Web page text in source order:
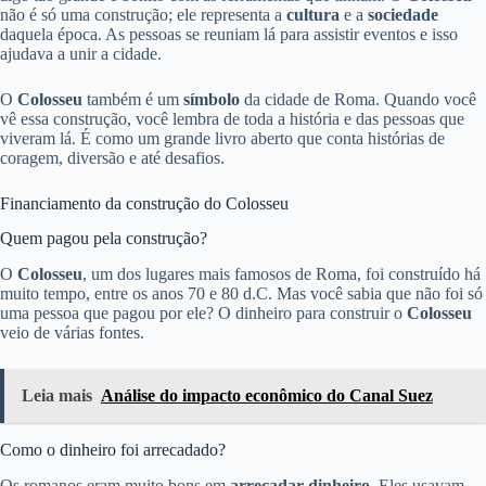
não é só uma construção; ele representa a cultura e a sociedade
daquela época. As pessoas se reuniam lá para assistir eventos e isso
ajudava a unir a cidade.
O Colosseu também é um símbolo da cidade de Roma. Quando você
vê essa construção, você lembra de toda a história e das pessoas que
viveram lá. É como um grande livro aberto que conta histórias de
coragem, diversão e até desafios.
Financiamento da construção do Colosseu
Quem pagou pela construção?
O Colosseu, um dos lugares mais famosos de Roma, foi construído há
muito tempo, entre os anos 70 e 80 d.C. Mas você sabia que não foi só
uma pessoa que pagou por ele? O dinheiro para construir o Colosseu
veio de várias fontes.
Leia mais Análise do impacto econômico do Canal Suez
Como o dinheiro foi arrecadado?